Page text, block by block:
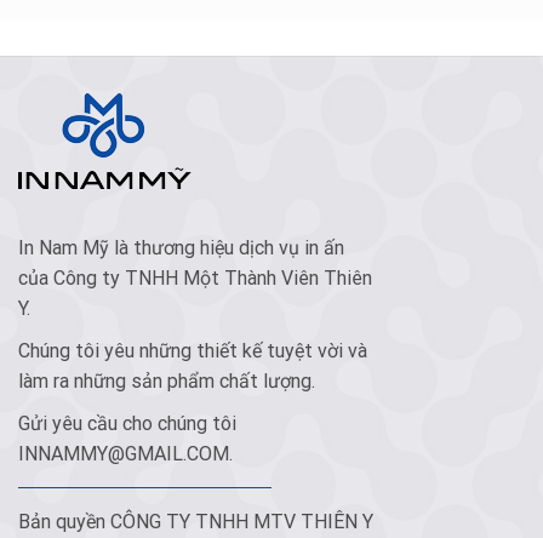
In Nam Mỹ là thương hiệu dịch vụ in ấn
của Công ty TNHH Một Thành Viên Thiên
Y.
Chúng tôi yêu những thiết kế tuyệt vời và
làm ra những sản phẩm chất lượng.
Gửi yêu cầu cho chúng tôi
INNAMMY@GMAIL.COM
Bản quyền CÔNG TY TNHH MTV THIÊN Y